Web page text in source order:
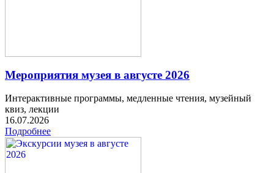
Мероприятия музея в августе 2026
Интерактивные программы, медленные чтения, музейный
квиз, лекции
16.07.2026
Подробнее